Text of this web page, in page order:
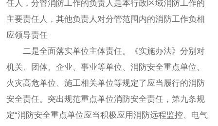
任人，分管消防工作的负责人是本行政区域消防工作的
主要责任人，其他负责人对分管范围内的消防工作负相
应领导责任
二是全面落实单位主体责任。《实施办法》分别对
机关、团体、企业、事业等单位、消防安全重点单位、
火灾高危单位、施工相关单位等规定了应当履行的消防
安全责任。突出规范重点单位消防安全责任，第九条规
定“消防安全重点单位应当积极应用消防远程监控、电气